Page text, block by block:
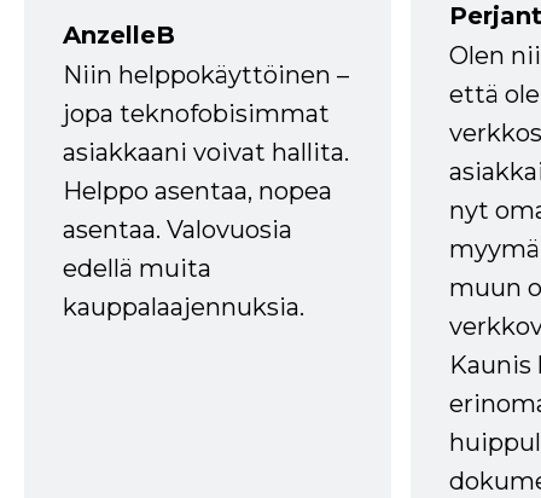
AnzelleB
Niin helppokäyttöinen –
jopa teknofobisimmat
asiakkaani voivat hallita.
Helppo asentaa, nopea
asentaa. Valovuosia
edellä muita
kauppalaajennuksia.
Olen
että
nyt
muun
Kaunis